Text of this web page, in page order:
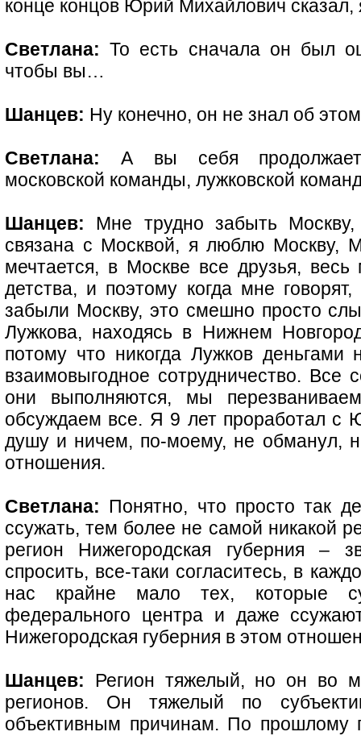
конце концов Юрий Михайлович сказал,
Светлана: То есть сначала он был
чтобы вы…
Шанцев: Ну конечно, он не знал об
Светлана: А вы себя продолжаете
московской команды, лужковской
Шанцев: Мне трудно забыть
связана с Москвой, я люблю Москву,
мечтается, в Москве все друзья,
детства, и поэтому когда мне
забыли Москву, это смешно просто
Лужкова, находясь в Нижнем
потому что никогда Лужков
взаимовыгодное сотрудничество. Все
они выполняются, мы
обсуждаем все. Я 9 лет проработал
душу и ничем, по-моему, не обманул,
отношения.
Светлана: Понятно, что просто так
ссужать, тем более не самой никакой
регион Нижегородская губерния –
спросить, все-таки согласитесь, в
нас крайне мало тех, которые
федерального центра и даже
Нижегородская губерния в этом
Шанцев: Регион тяжелый, но он во
регионов. Он тяжелый по
объективным причинам. По прошлому